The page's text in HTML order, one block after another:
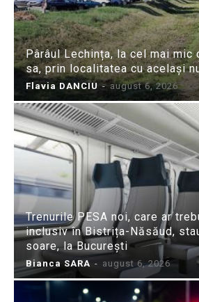
Pârâul Lechința, la cel mai
sa, prin localitatea cu același
Flavia DANCIU - august 6, 2026
Trenurile PESA noi, care ar
inclusiv în Bistrița-Năsăud,
soare, la București
Bianca SARA - august 6, 2026